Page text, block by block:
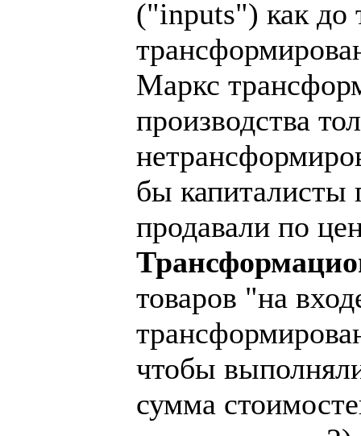
("inputs") как до
Маркс
производства
бы капиталисты
продавали по
товаров "на
чтобы
сумма